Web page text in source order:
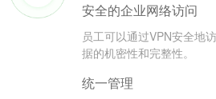
安全的企业网络访问
员工可以通过VPN安全地
据的机密性和完整性。
统一管理